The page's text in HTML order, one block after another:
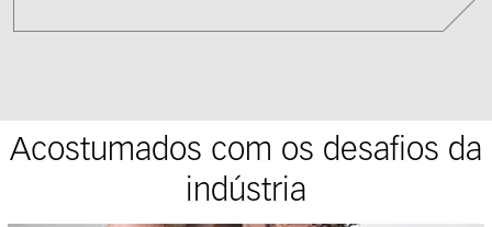
Acostumados com os desafios da
indústria